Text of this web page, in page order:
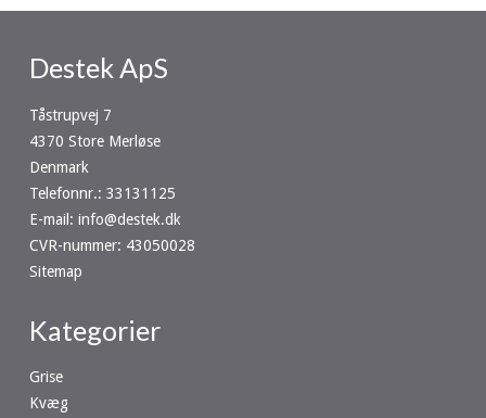
Destek ApS
Tåstrupvej 7
4370 Store Merløse
Denmark
Telefonnr.: 33131125
E-mail : info@destek.dk
CVR-nummer: 43050028
Sitemap
Kategorier
Grise
Kvæg